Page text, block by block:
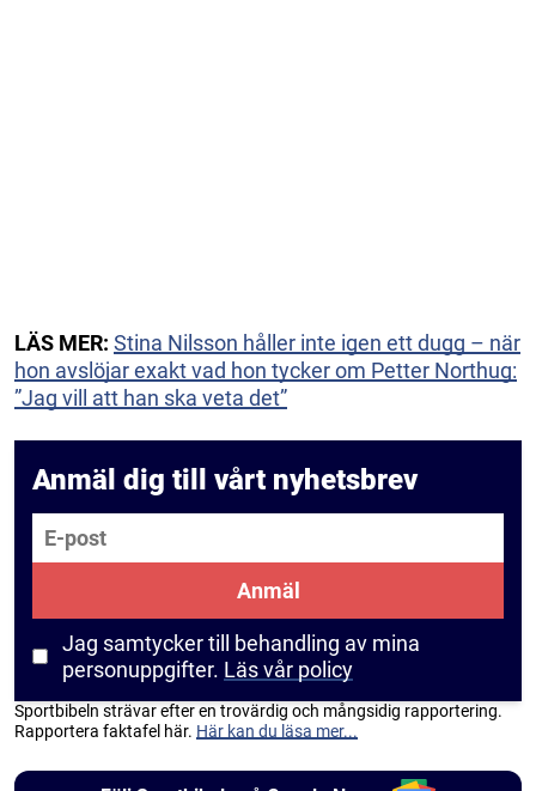
LÄS MER: Stina Nilsson håller inte igen ett dugg – när
hon avslöjar exakt vad hon tycker om Petter Northug:
”Jag vill att han ska veta det”
Anmäl dig till vårt nyhetsbrev
E-post
Anmäl
Jag samtycker till behandling av mina
personuppgifter. Läs vår policy
Sportbibeln strävar efter en trovärdig och mångsidig rapportering.
Rapportera faktafel här. Här kan du läsa mer...